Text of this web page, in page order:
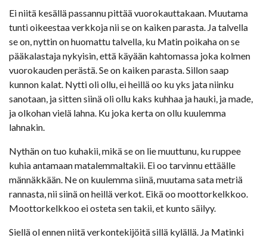
Ei niitä kesällä passannu pittää vuorokauttakaan. Muutama
tunti oikeestaa verkkoja nii se on kaiken parasta. Ja talvella
se on, nyttin on huomattu talvella, ku Matin poikaha on se
pääkalastaja nykyisin, että käyään kahtomassa joka kolmen
vuorokauden perästä. Se on kaiken parasta. Sillon saap
kunnon kalat. Nytti oli ollu, ei heillä oo ku yks jata niinku
sanotaan, ja sitten siinä oli ollu kaks kuhhaa ja hauki, ja made,
ja olkohan vielä lahna. Ku joka kerta on ollu kuulemma
lahnakin.
Nythän on tuo kuhakii, mikä se on lie muuttunu, ku ruppee
kuhia antamaan matalemmaltakii. Ei oo tarvinnu ettäälle
männäkkään. Ne on kuulemma siinä, muutama sata metriä
rannasta, nii siinä on heillä verkot. Eikä oo moottorkelkkoo.
Moottorkelkkoo ei osteta sen takii, et kunto säilyy.
Siellä ol ennen niitä verkontekijöitä sillä kylällä. Ja Matinki